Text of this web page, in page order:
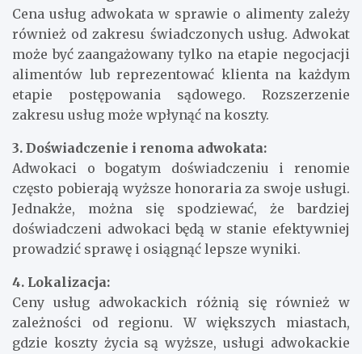
Cena usług adwokata w sprawie o alimenty zależy
również od zakresu świadczonych usług. Adwokat
może być zaangażowany tylko na etapie negocjacji
alimentów lub reprezentować klienta na każdym
etapie postępowania sądowego. Rozszerzenie
zakresu usług może wpłynąć na koszty.
3. Doświadczenie i renoma adwokata:
Adwokaci o bogatym doświadczeniu i renomie
często pobierają wyższe honoraria za swoje usługi.
Jednakże, można się spodziewać, że bardziej
doświadczeni adwokaci będą w stanie efektywniej
prowadzić sprawę i osiągnąć lepsze wyniki.
4. Lokalizacja:
Ceny usług adwokackich różnią się również w
zależności od regionu. W większych miastach,
gdzie koszty życia są wyższe, usługi adwokackie